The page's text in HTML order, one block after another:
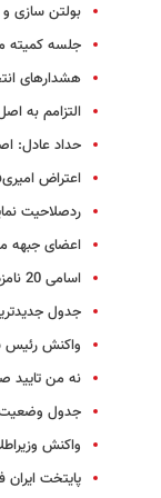
بولتن سازی
جلسه کمیته
هشدارهای
التزامم به اصل
حداد عادل:
اعتراض
ردصلاحیت نمایندگان
اعضای جبهه
اسامی 20 نامزد جدی جبهه متحد اصولگرایان
جدول
واکنش رئیس
نه من تایید
جدول وضعیت
واکنش وزیراطلاعات به
پایتخت